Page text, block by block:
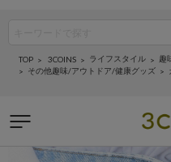
TOP 3COINS ライフスタイル
趣
その他趣味/アウトドア/健康グッズ